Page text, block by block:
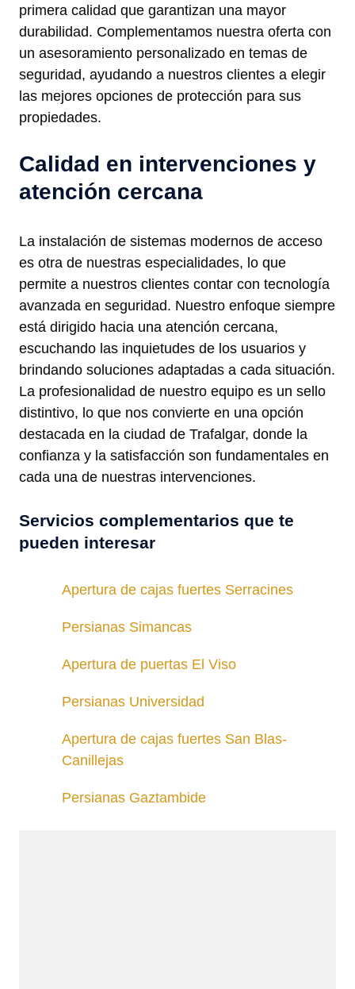
primera calidad que garantizan una mayor
durabilidad. Complementamos nuestra oferta con
un asesoramiento personalizado en temas de
seguridad, ayudando a nuestros clientes a elegir
las mejores opciones de protección para sus
propiedades.
Calidad en intervenciones y
atención cercana
La instalación de sistemas modernos de acceso
es otra de nuestras especialidades, lo que
permite a nuestros clientes contar con tecnología
avanzada en seguridad. Nuestro enfoque siempre
está dirigido hacia una atención cercana,
escuchando las inquietudes de los usuarios y
brindando soluciones adaptadas a cada situación.
La profesionalidad de nuestro equipo es un sello
distintivo, lo que nos convierte en una opción
destacada en la ciudad de Trafalgar, donde la
confianza y la satisfacción son fundamentales en
cada una de nuestras intervenciones.
Servicios complementarios que te
pueden interesar
Apertura de cajas fuertes Serracines
Persianas Simancas
Apertura de puertas El Viso
Persianas Universidad
Apertura de cajas fuertes San Blas-
Canillejas
Persianas Gaztambide